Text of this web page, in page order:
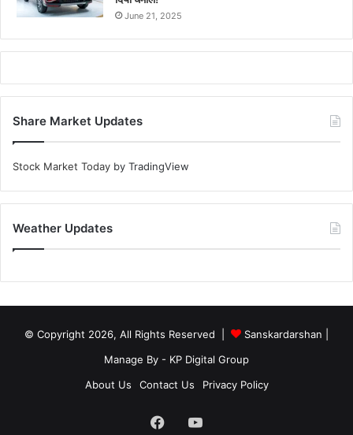
June 21, 2025
Share Market Updates
Stock Market Today by TradingView
Weather Updates
© Copyright 2026, All Rights Reserved | Sanskardarshan
Manage By - KP Digital Group
About Us
Contact Us Privacy Policy
FacebookYouTube